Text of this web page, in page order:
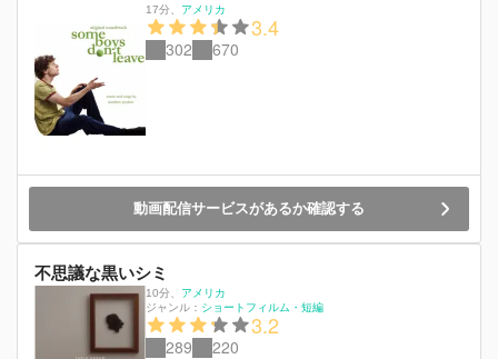
17分 アメリカ
3.4
302 670
動画配信サービスがあるか確認する
不思議な黒いシミ
10分
アメリカ
ジャンル： ショートフィルム・短編
3.2
289 220